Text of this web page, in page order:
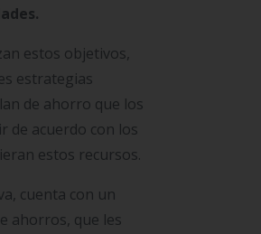
estos objetivos,
estrategias
de ahorro que los
de acuerdo con los
estos recursos.
cuenta con un
ahorros, que les